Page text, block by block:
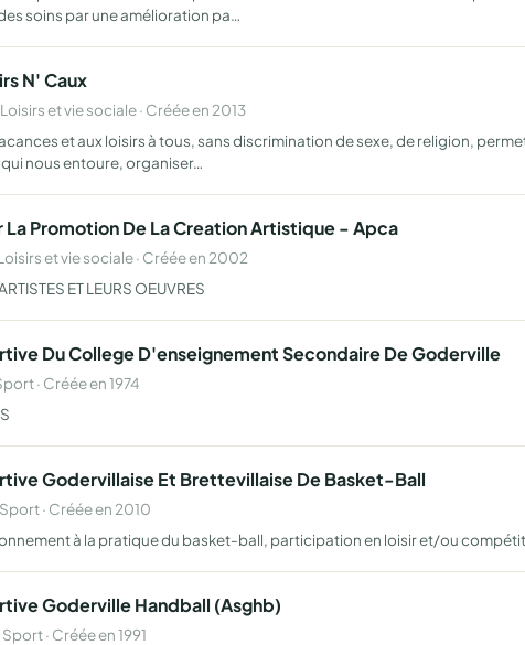
soins par une amélioration pa…
N' Caux
et vie sociale · Créée en 2013
et aux loisirs à tous, sans discrimination de sexe, de religion,
nous entoure, organiser…
La Promotion De La Creation Artistique - Apca
et vie sociale · Créée en 2002
ET LEURS OEUVRES
Du College D'enseignement Secondaire De Goderville
· Créée en 1974
Godervillaise Et Brettevillaise De Basket-Ball
· Créée en 2010
à la pratique du basket-ball, participation en loisir et/ou
Goderville Handball (Asghb)
· Créée en 1991